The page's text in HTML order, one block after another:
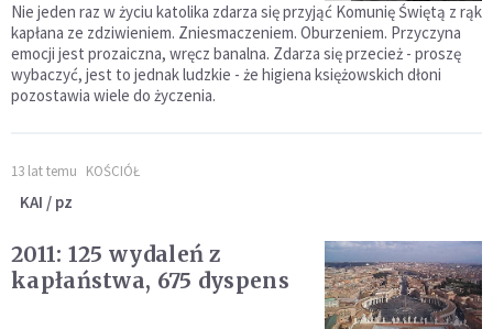
Nie jeden raz w życiu katolika zdarza się przyjąć Komunię Świętą z rąk
kapłana ze zdziwieniem. Zniesmaczeniem. Oburzeniem. Przyczyna
emocji jest prozaiczna, wręcz banalna. Zdarza się przecież - proszę
wybaczyć, jest to jednak ludzkie - że higiena księżowskich dłoni
pozostawia wiele do życzenia.
13 lat temu KOŚCIÓŁ
KAI / pz
2011: 125 wydaleń z
kapłaństwa, 675 dyspens